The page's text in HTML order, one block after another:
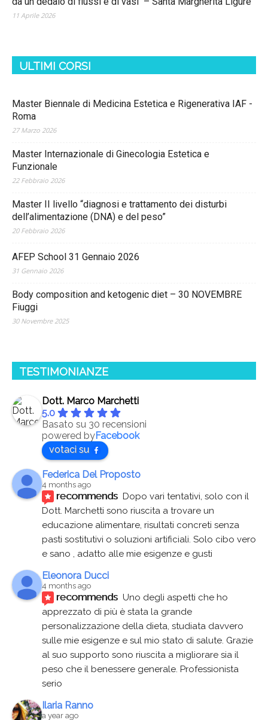
11 Aprile 2026
ULTIMI CORSI
Master Biennale di Medicina Estetica e Rigenerativa IAF -
Roma
27 Marzo 2026
Master Internazionale di Ginecologia Estetica e
Funzionale
22 Febbraio 2026
Master II livello “diagnosi e trattamento dei disturbi
dell’alimentazione (DNA) e del peso”
20 Febbraio 2026
AFEP School 31 Gennaio 2026
31 Gennaio 2026
Body composition and ketogenic diet – 30 NOVEMBRE
Fiuggi
30 Novembre 2025
TESTIMONIANZE
Dott. Marco Marchetti
5.0
Basato su 30 recensioni
powered byFacebook
votaci su
Federica Del Proposto
4 months ago
recommends Dopo vari tentativi, solo con il
Dott. Marchetti sono riuscita a trovare un
educazione alimentare, risultati concreti senza
pasti sostitutivi o soluzioni artificiali. Solo cibo vero
e sano , adatto alle mie esigenze e gusti
Eleonora Ducci
4 months ago
recommends Uno degli aspetti che ho
apprezzato di più è stata la grande
personalizzazione della dieta, studiata davvero
sulle mie esigenze e sul mio stato di salute. Grazie
al suo supporto sono riuscita a migliorare sia il
peso che il benessere generale. Professionista
serio
Ilaria Ranno
a year ago